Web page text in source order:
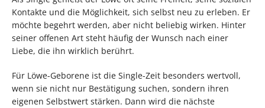
Kontakte und die Möglichkeit, sich selbst neu zu erleben. Er
möchte begehrt werden, aber nicht beliebig wirken. Hinter
seiner offenen Art steht häufig der Wunsch nach einer
Liebe, die ihn wirklich berührt.
Für Löwe-Geborene ist die Single-Zeit besonders wertvoll,
wenn sie nicht nur Bestätigung suchen, sondern ihren
eigenen Selbstwert stärken. Dann wird die nächste